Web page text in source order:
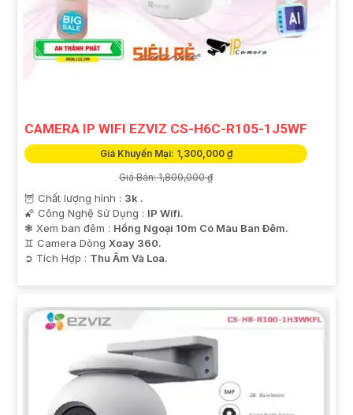
CAMERA IP WIFI EZVIZ CS-H6C-R105-1J5WF
Giá Khuyến Mại: 1,300,000 ₫
Giá Bán: 1,800,000 ₫
🦉 Chất lượng hình : 3k .
🌠 Công Nghệ Sử Dụng : IP Wifi.
❃ Xem ban đêm : Hồng Ngoại 10m Có Màu Ban Ðêm.
♊ Camera Dòng Xoay 360.
️➲ Tích Hợp : Thu Âm Và Loa.